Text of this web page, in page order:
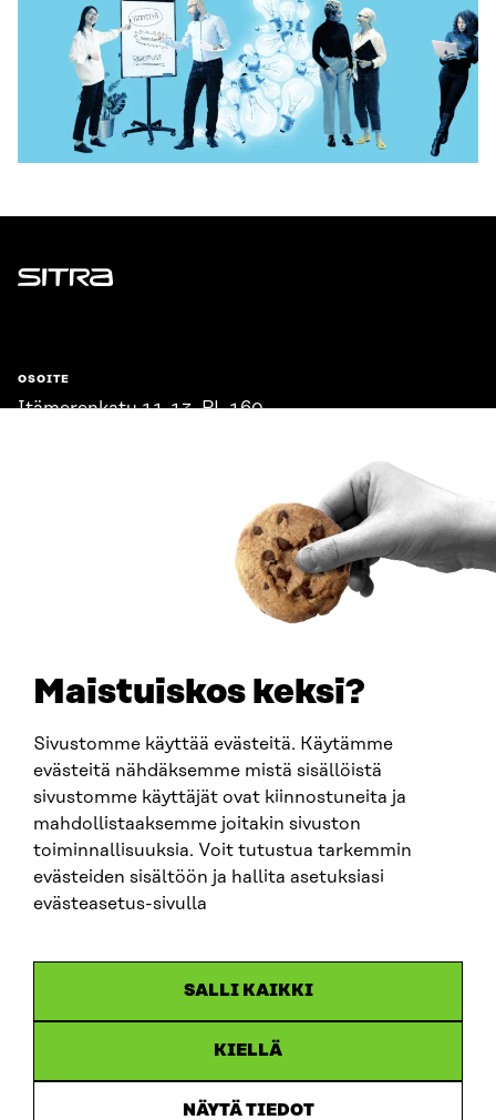
Maistuiskos keksi?
Sivustomme käyttää evästeitä. Käytämme
evästeitä nähdäksemme mistä sisällöistä
sivustomme käyttäjät ovat kiinnostuneita ja
mahdollistaaksemme joitakin sivuston
toiminnallisuuksia. Voit tutustua tarkemmin
evästeiden sisältöön ja hallita asetuksiasi
evästeasetus-sivulla
SALLI KAIKKI
KIELLÄ
NÄYTÄ TIEDOT
Sitra
OSOITE
Itämerenkatu 11-13, PL 160,
SITRA SOSIAALISESSA MEDIASSA
LinkedIn
Instagram
YouTube